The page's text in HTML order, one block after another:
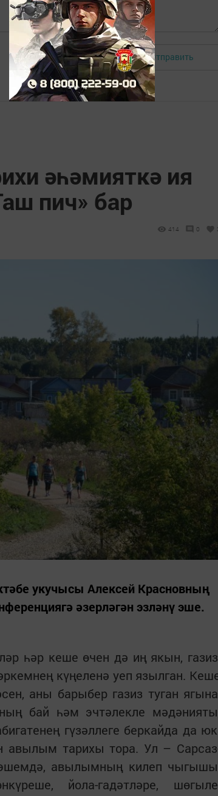
Авторизоваться Отправить
әһәмияткә ия
пич» бар
414 0
укучысы Алексей Красновның
әзерләгән эзләнү эше.
һәр кеше өчен дә иң якын,
күңеленә уеп язылган.
аны барыбер газиз туган
бай һәм эчтәлекле
гүзәллеге беркайда да
авылым тарихы тора. Ул –
авылымның килеп
йола-гадәтләре,